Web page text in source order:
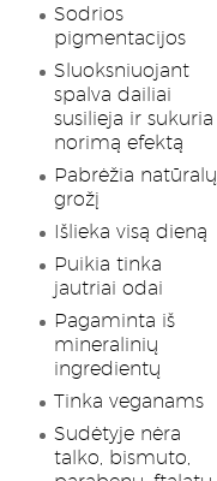
Sodrios
pigmentacijos
Sluoksniuojant
spalva dailiai
susilieja ir sukuria
norimą efektą
Pabrėžia natūralų
grožį
Išlieka visą dieną
Puikia tinka
jautriai odai
Pagaminta iš
mineralinių
ingredientų
Tinka veganams
Sudėtyje nėra
talko, bismuto,